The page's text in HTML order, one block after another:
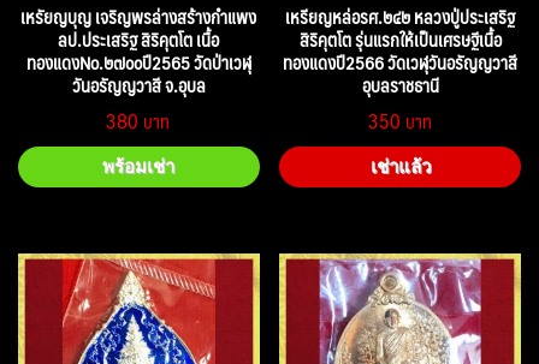
เหรัยญบุญ เจริญพรล่างสร้างกำแพง
ลป.ประเสริฐ สิริคุตโต เนื้อ
ทองแดงNo.๒๗๐๐ปี2565 วัดป่าเวฬุ
วันอรัญญวาสี จ.อุบล
380
พร้อมเช่า
เหรียญหล่อรศ.๒๔๒ หลวงปู่ประเสริฐ
สิริคุตโต รุ่นแรกให้เป็นเศรษฐีเนื้อ
ทองแดงปี2566 วัดเวฬุวันอรัญญวาสี
อุบลราชธานี
350
เช่าแล้ว